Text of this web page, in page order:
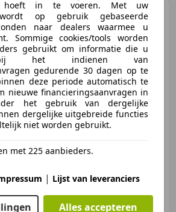
Peugeot 308SW 1.2
PureTech GT panoramadak |
19400 km |
€ 22.950
hoeft in te voeren. Met uw
op gebruik gebaseerde
naar dealers waarmee u
Sommige cookies/tools worden
gebruikt om informatie die u
het indienen van
gedurende 30 dagen op te
deze periode automatisch te
nieuwe financieringsaanvragen in
het gebruik van dergelijke
dergelijke uitgebreide functies
niet worden gebruikt.
met 225 aanbieders.
| Lijst van leveranciers
Alles accepteren